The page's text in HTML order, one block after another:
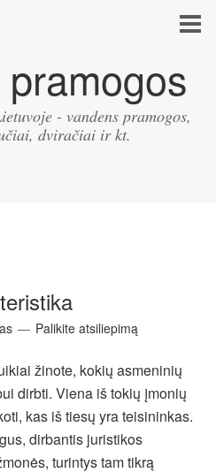
- vandens pramogos,
dviračiai ir kt.
Palikite atsiliepimą
žinote, kokių asmeninių
dirbti. Viena iš tokių įmonių
kas iš tiesų yra teisininkas.
dirbantis juristikos
turintys tam tikrą